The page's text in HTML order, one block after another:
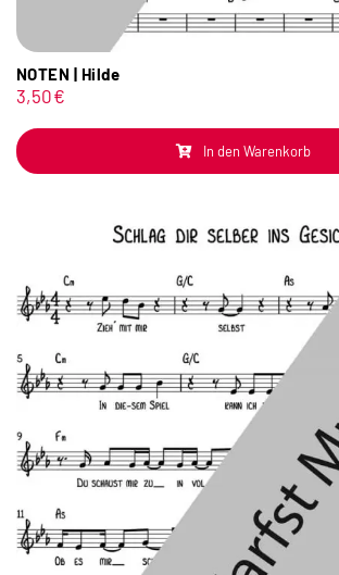
NOTEN | Hilde
3,50€
In den Warenkorb